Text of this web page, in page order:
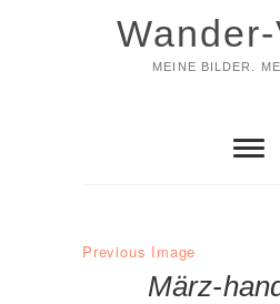
MEINE BILDER.
Previous Image
März-